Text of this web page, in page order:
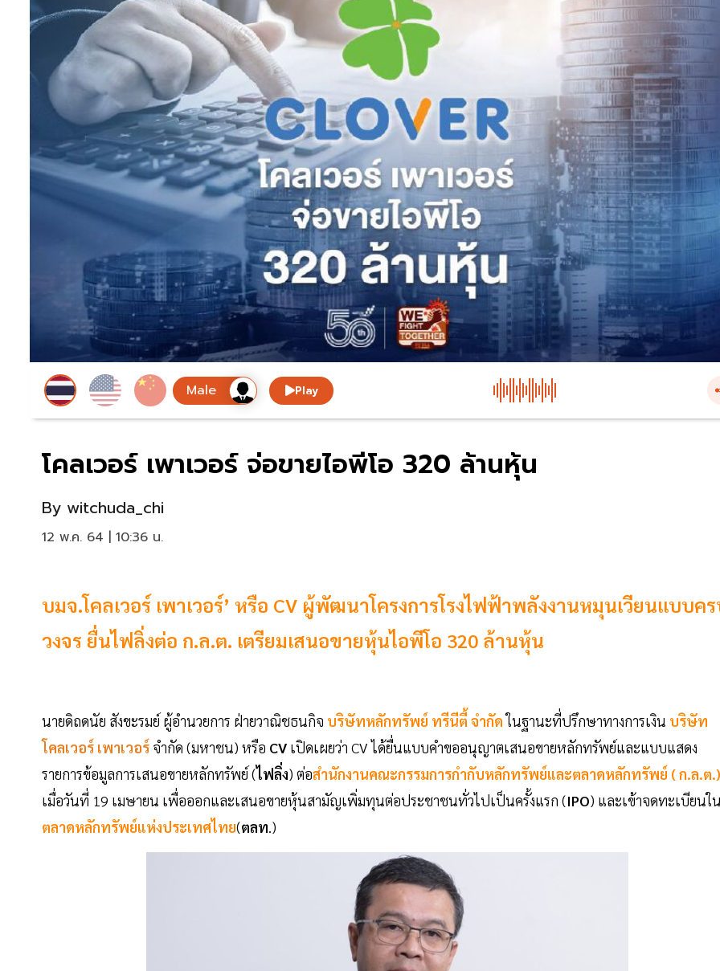
Play
โคลเวอร์ เพาเวอร์ จ่อขายไอพีโอ 320 ล้านหุ้น
By witchuda_chi
12 พ.ค. 64 | 10:36 น.
บมจ.โคลเวอร์ เพาเวอร์’ หรือ CV ผู้พัฒนาโครงการโรงไฟฟ้าพลังงานหมุนเวียนแบบค
วงจร ยื่นไฟลิ่งต่อ ก.ล.ต. เตรียมเสนอขายหุ้นไอพีโอ 320 ล้านหุ้น
นายดิถดนัย สังขะรมย์ ผู้อำนวยการ ฝ่ายวาณิชธนกิจ บริษัทหลักทรัพย์ ทรีนีตี้ จำกัดในฐานะที่ปรึกษาทางการเงิน บริษัท
โคลเวอร์ เพาเวอร์ จำกัด (มหาชน) หรือ CV เปิดเผยว่า CV ได้ยื่นแบบคำขออนุญาตเสนอขายหลักทรัพย์และแบบแสดง
รายการข้อมูลการเสนอขายหลักทรัพย์ (ไฟลิ่ง) ต่อสำนักงานคณะกรรมการกำกับหลักทรัพย์และตลาดหลักทรัพย์ ( ก.ล.ต.)
เมื่อวันที่ 19 เมษายน เพื่อออกและเสนอขายหุ้นสามัญเพิ่มทุนต่อประชาชนทั่วไปเป็นครั้งแรก (IPO) และเข้าจดทะเบียนใน
ตลาดหลักทรัพย์แห่งประเทศไทย(ตลท.)